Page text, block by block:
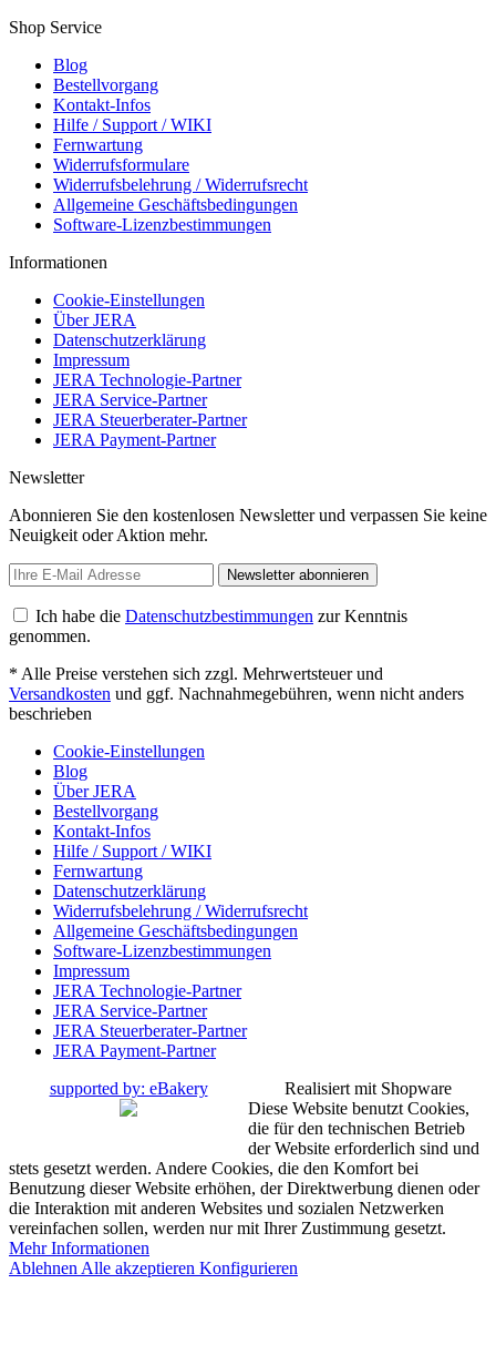
Shop Service
Blog
Bestellvorgang
Kontakt-Infos
Hilfe / Support / WIKI
Fernwartung
Widerrufsformulare
Widerrufsbelehrung / Widerrufsrecht
Allgemeine Geschäftsbedingungen
Software-Lizenzbestimmungen
Informationen
Cookie-Einstellungen
Über JERA
Datenschutzerklärung
Impressum
JERA Technologie-Partner
JERA Service-Partner
JERA Steuerberater-Partner
JERA Payment-Partner
Newsletter
Abonnieren Sie den kostenlosen Newsletter und verpassen Sie keine
Neuigkeit oder Aktion mehr.
Newsletter abonnieren
Ich habe die Datenschutzbestimmungen zur Kenntnis
genommen.
* Alle Preise verstehen sich zzgl. Mehrwertsteuer und
Versandkosten und ggf. Nachnahmegebühren, wenn nicht anders
beschrieben
Cookie-Einstellungen
Blog
Über JERA
Bestellvorgang
Kontakt-Infos
Hilfe / Support / WIKI
Fernwartung
Datenschutzerklärung
Widerrufsbelehrung / Widerrufsrecht
Allgemeine Geschäftsbedingungen
Software-Lizenzbestimmungen
Impressum
JERA Technologie-Partner
JERA Service-Partner
JERA Steuerberater-Partner
JERA Payment-Partner
supported by: eBakery
Realisiert mit Shopware
Diese Website benutzt Cookies,
die für den technischen Betrieb
der Website erforderlich sind und
stets gesetzt werden. Andere Cookies, die den Komfort bei
Benutzung dieser Website erhöhen, der Direktwerbung dienen oder
die Interaktion mit anderen Websites und sozialen Netzwerken
vereinfachen sollen, werden nur mit Ihrer Zustimmung gesetzt.
Mehr Informationen
Ablehnen Alle akzeptieren Konfigurieren